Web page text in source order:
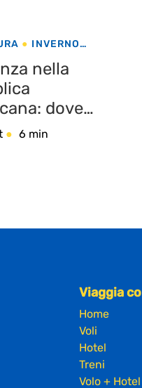
INVERNO
nella
dove
cosa fare
6 min
Viaggia
Home
Voli
Hotel
Treni
Volo + Hotel